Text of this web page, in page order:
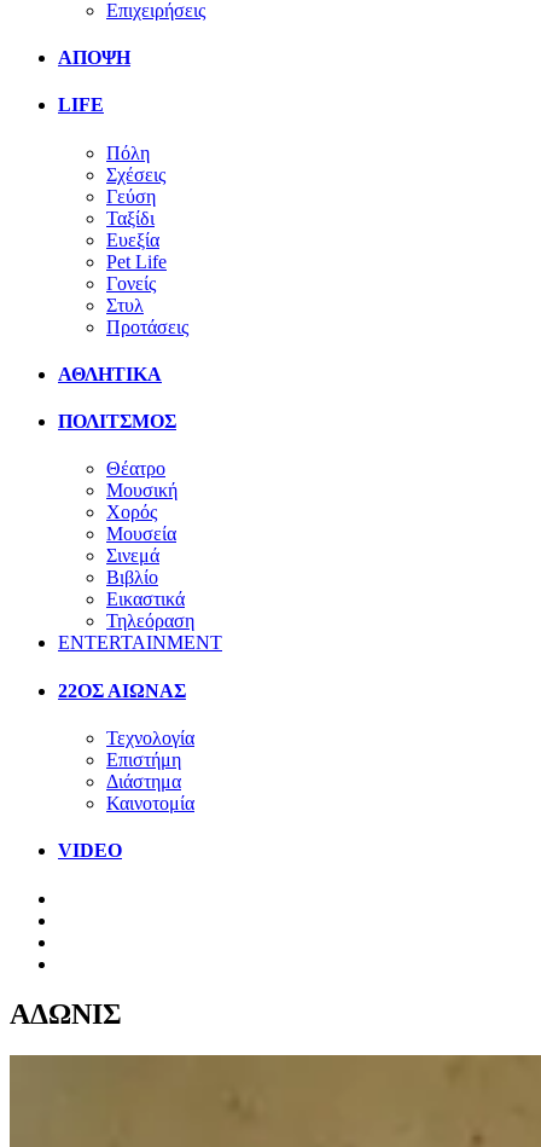
Επιχειρήσεις
ΑΠΟΨΗ
LIFE
Πόλη
Σχέσεις
Γεύση
Ταξίδι
Ευεξία
Pet Life
Γονείς
Στυλ
Προτάσεις
ΑΘΛΗΤΙΚΑ
ΠΟΛΙΤΣΜΟΣ
Θέατρο
Μουσική
Χορός
Μουσεία
Σινεμά
Βιβλίο
Εικαστικά
Τηλεόραση
ENTERTAINMENT
22ΟΣ ΑΙΩΝΑΣ
Τεχνολογία
Επιστήμη
Διάστημα
Καινοτομία
VIDEO
ΑΔΩΝΙΣ